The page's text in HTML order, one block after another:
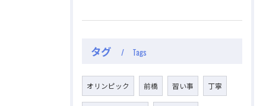
タグ Tags
オリンピック 前橋 習い事 丁寧